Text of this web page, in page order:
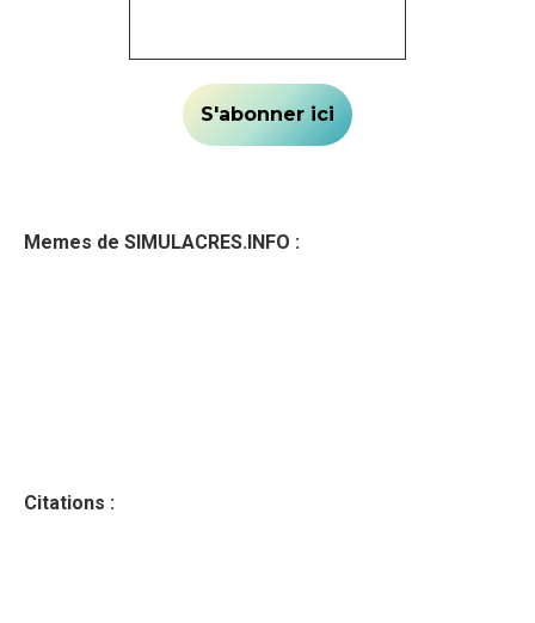
Memes de SIMULACRES.INFO :
Citations :